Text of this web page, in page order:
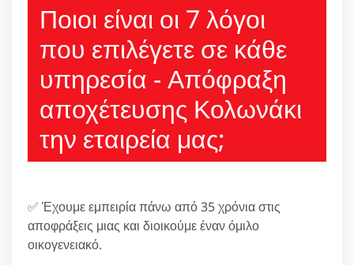
Ποιοι είναι οι 7 λόγοι
που επιλέγετε σε κάθε
υπηρεσία - Απόφραξη
αποχέτευσης Κολωνάκι
την εταιρεία μας;
✅ Έχουμε εμπειρία πάνω από 35 χρόνια στις
αποφράξεις μιας και διοικούμε έναν όμιλο
οικογενειακό.